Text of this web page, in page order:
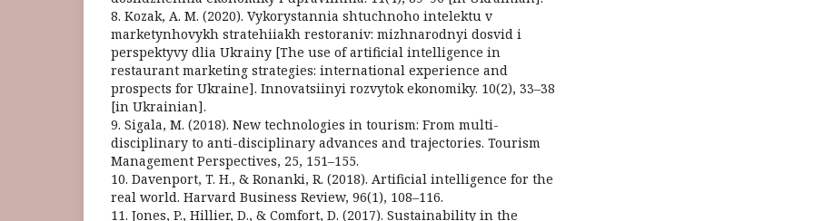
8. Kozak, A. M. (2020). Vykorystannia shtuchnoho intelektu v
marketynhovykh stratehiiakh restoraniv: mizhnarodnyi dosvid i
perspektyvy dlia Ukrainy [The use of artificial intelligence in
restaurant marketing strategies: international experience and
prospects for Ukraine]. Innovatsiinyi rozvytok ekonomiky. 10(2), 33–38
[in Ukrainian].
9. Sigala, M. (2018). New technologies in tourism: From multi-
disciplinary to anti-disciplinary advances and trajectories. Tourism
Management Perspectives, 25, 151–155.
10. Davenport, T. H., & Ronanki, R. (2018). Artificial intelligence for the
real world. Harvard Business Review, 96(1), 108–116.
11. Jones, P., Hillier, D., & Comfort, D. (2017). Sustainability in the